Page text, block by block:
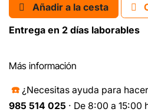
Añadir a la cesta
Entrega en 2 días laborables
Más información
☎️ ¿Necesitas ayuda para
985 514 025 · De 8:00 a 15:00